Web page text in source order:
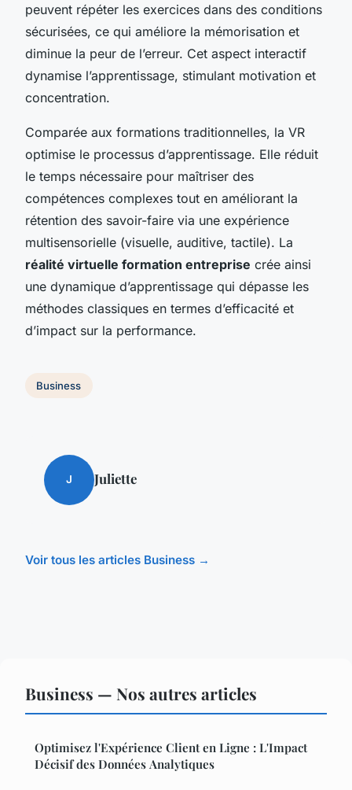
peuvent répéter les exercices dans des conditions
sécurisées, ce qui améliore la mémorisation et
diminue la peur de l’erreur. Cet aspect interactif
dynamise l’apprentissage, stimulant motivation et
concentration.
Comparée aux formations traditionnelles, la VR
optimise le processus d’apprentissage. Elle réduit
le temps nécessaire pour maîtriser des
compétences complexes tout en améliorant la
rétention des savoir-faire via une expérience
multisensorielle (visuelle, auditive, tactile). La
réalité virtuelle formation entreprise crée ainsi
une dynamique d’apprentissage qui dépasse les
méthodes classiques en termes d’efficacité et
d’impact sur la performance.
Business
J Juliette
Voir tous les articles Business →
Business — Nos autres articles
Optimisez l'Expérience Client en Ligne : L'Impact
Décisif des Données Analytiques